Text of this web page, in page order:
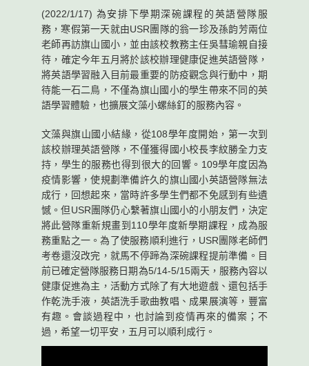
(2022/1/17) 為安排下學期深碗課程的英語營隊服
務，寒假第一天就由USR團隊的翁一珍及孫韵芳兩位
老師再訪旗山國小，並由該校教務主任吳彗瑜親自接
待，確定今年五月將於該校辦理健康促進英語營隊，
將英語學習融入目前最重要的防疫觀念與行動中，期
待能一石二鳥，不僅為旗山國小的學生帶來不同的英
語學習體驗，也擴展文藻小螺絲釘的服務內容。
文藻與旗山國小結緣，從108學年度開始，第一次到
該校辦理英語營隊，不僅獲得國小校長李紋勝全力支
持，學生的服務也得到很大的回響。109學年度因為
疫情影響，使規劃準備許久的旗山國小英語營隊無法
成行，回想起來，當時許多學生們都不免感到有些遺
憾。但USR團隊仍心繫著旗山國小的小朋友們，決定
將此營隊重新規畫到110學年度新學期課程，成為服
務重點之一。為了使服務順利進行，USR團隊老師們
考卷還沒改完，就馬不停蹄為深碗課程提前準備。目
前已確定營隊服務日期為5/14-5/15兩天，服務內容以
健康促進為主，活動方式除了有大地遊戲、還包括手
作乾洗手液，英語洗手歌曲教唱、成果展演等，豐富
有趣。會談過程中，也討論到疫情再來的備案；不
過，希望一切平安，五月可以順利成行。